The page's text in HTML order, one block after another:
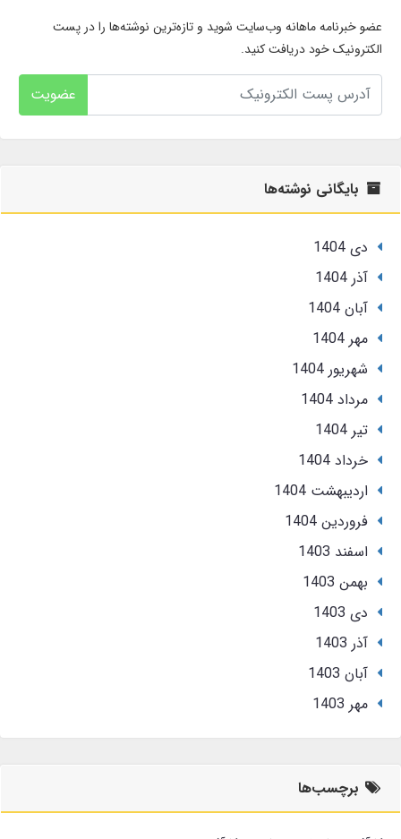
عضو خبرنامه ماهانه وب‌سایت شوید و تازه‌ترین نوشته‌ها را در پست
الکترونیک خود دریافت کنید.
عضویت
بایگانی نوشته‌ها
دی 1404
آذر 1404
آبان 1404
مهر 1404
شهریور 1404
مرداد 1404
تير 1404
خرداد 1404
ارديبهشت 1404
فروردین 1404
اسفند 1403
بهمن 1403
دی 1403
آذر 1403
آبان 1403
مهر 1403
برچسب‌ها